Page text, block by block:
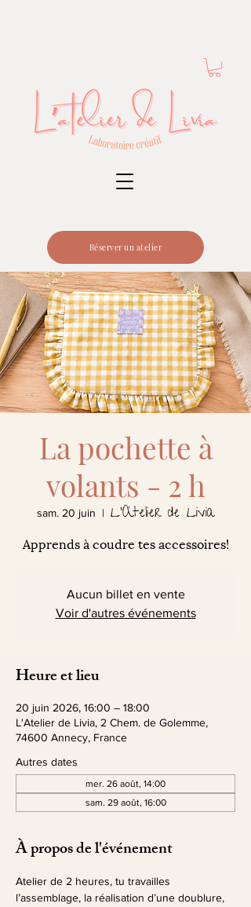
Réserver un atelier
La pochette à
volants - 2 h
sam. 20 juin
  |
L'Atelier de Livia
Apprends à coudre tes accessoires!
Aucun billet en vente
Voir d'autres événements
Heure et lieu
20 juin 2026, 16:00 – 18:00
L'Atelier de Livia, 2 Chem. de Golemme,
74600 Annecy, France
Autres dates
mer. 26 août, 14:00
sam. 29 août, 16:00
À propos de l'événement
Atelier de 2 heures, tu travailles
l’assemblage, la réalisation d’une doublure,